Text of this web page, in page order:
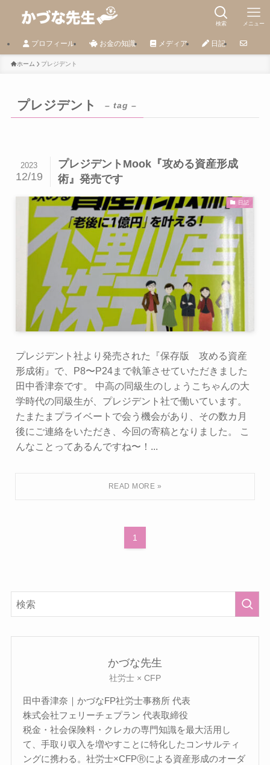
検索 メニュー
プロフィール お金の知識 メディア 日記
ホーム プレジデント
プレジデント – tag –
プレジデントMook『攻める資産形成
術』発売です
2023
12/19
日記
プレジデント社より発売された『保存版 攻める資産
形成術』で、P8〜P24まで執筆させていただきました
田中香津奈です。 中高の同級生のしょうこちゃんの大
学時代の同級生が、プレジデント社で働いています。
たまたまプライベートで会う機会があり、その数カ月
後にご連絡をいただき、今回の寄稿となりました。 こ
んなことってあるんですね〜！...
1
かづな先生
社労士 × CFP
田中香津奈｜かづなFP社労士事務所 代表
株式会社フェリーチェプラン 代表取締役
税金・社会保険料・クレカの専門知識を最大活用し
て、手取り収入を増やすことに特化したコンサルティ
ングに携わる。社労士×CFPⓇによる資産形成のオーダ